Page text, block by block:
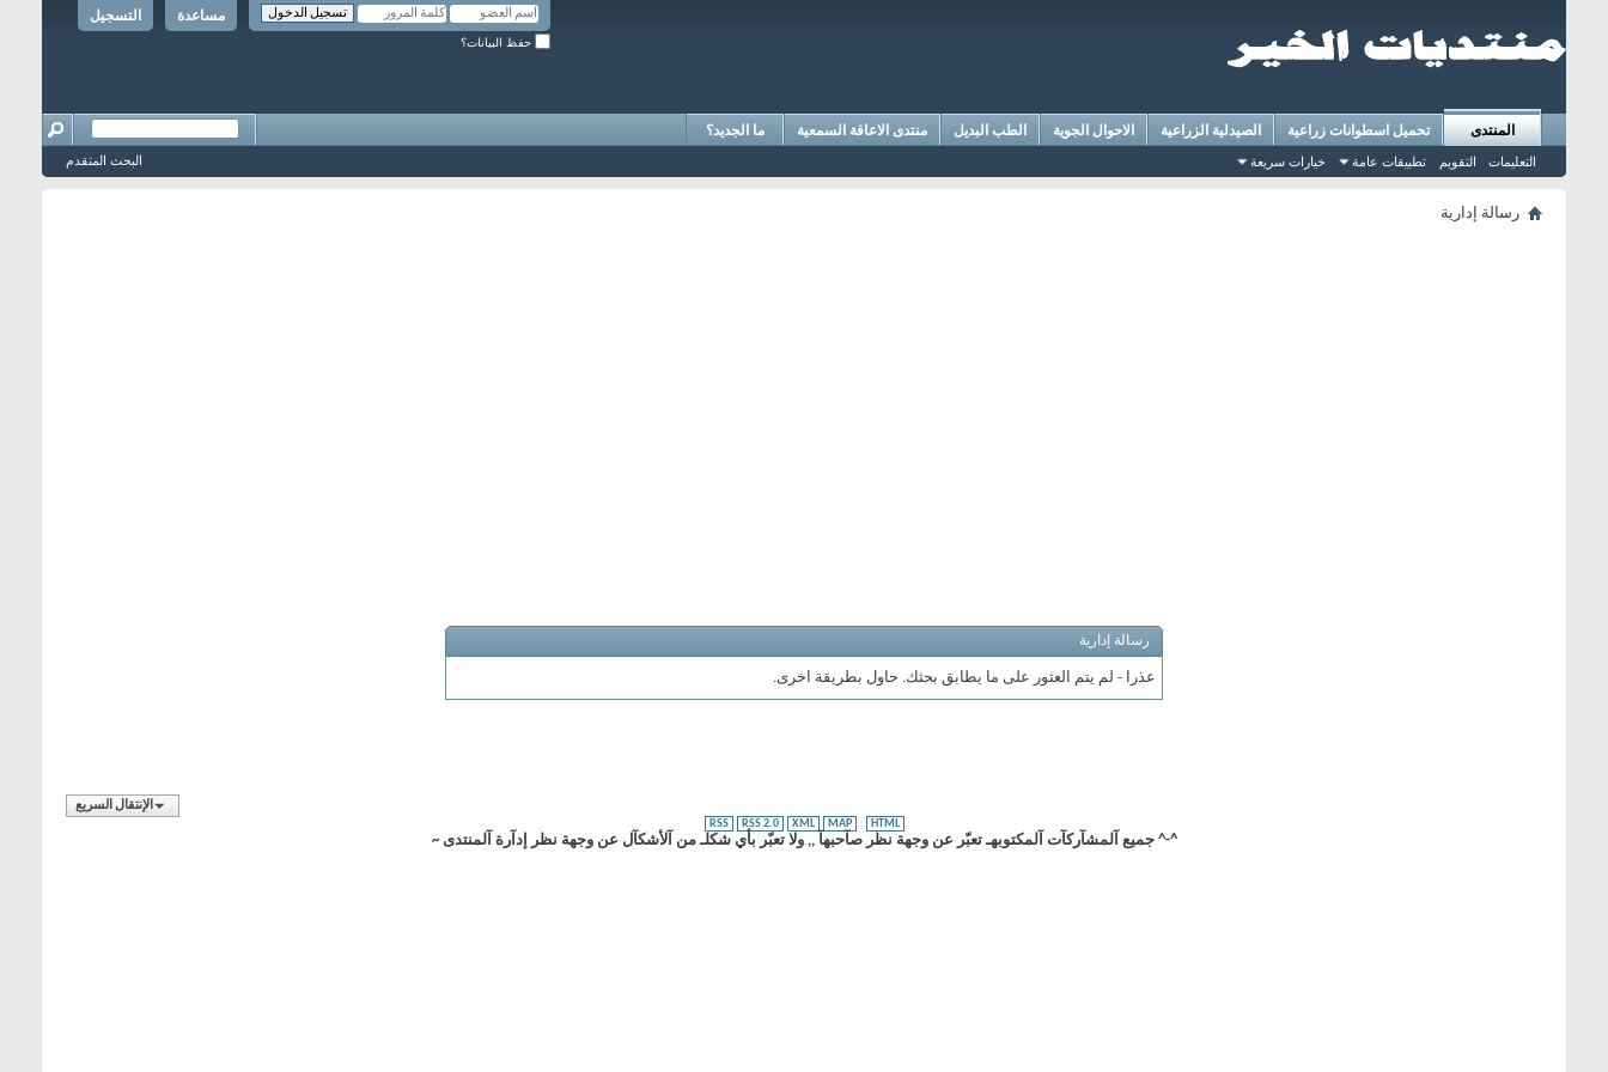
التسجيل مساعدة
حفظ البيانات؟
المنتدى
التعليمات التقويم تطبيقات عامة خيارات سريعة
تحميل اسطوانات زراعية الصيدلية الزراعية الاحوال الجوية الطب البديل منتدى الاعاقة السمعية ما الجديد؟
البحث المتقدم
رسالة إدارية
رسالة إدارية
عذرا - لم يتم العثور على ما يطابق بحثك. حاول بطريقة اخرى.
الإنتقال السريع
RSS
RSS 2.0 XML MAP HTML
^-^ جميع آلمشآركآت آلمكتوبهـ تعبّر عن وجهة نظر صآحبهآ ,, ولا تعبّر بأي شكلـ من آلأشكآل عن وجهة نظر إدآرة آلمنتدى ~